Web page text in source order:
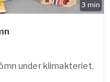
3 min
under klimakteriet.